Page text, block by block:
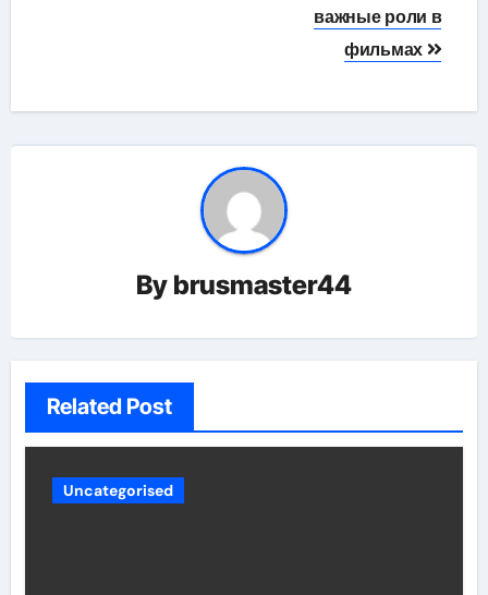
важные роли в
фильмах
By brusmaster44
Related Post
Uncategorised